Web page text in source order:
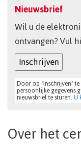
Nieuwsbrief
Wil u de
ontvangen? Vul
Inschrijven
Door op "Inschrijven"
persoonlijke gegevens
nieuwsbrief te sturen.U
Over het